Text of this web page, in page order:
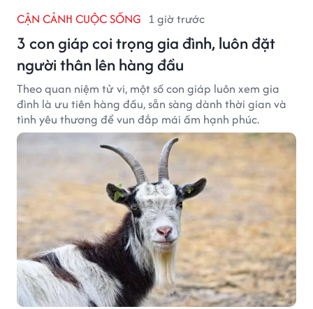
CẬN CẢNH CUỘC SỐNG 1 giờ trước
3 con giáp coi trọng gia đình, luôn đặt
người thân lên hàng đầu
Theo quan niệm tử vi, một số con giáp luôn xem gia
đình là ưu tiên hàng đầu, sẵn sàng dành thời gian và
tình yêu thương để vun đắp mái ấm hạnh phúc.